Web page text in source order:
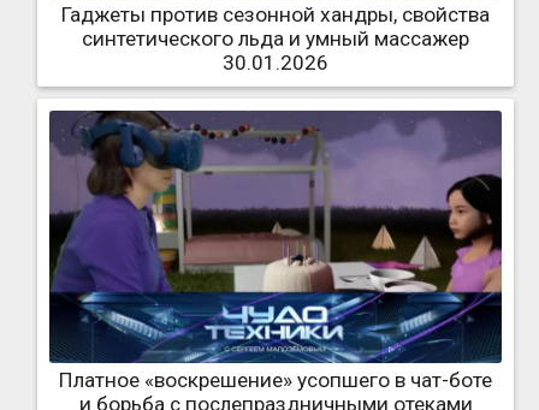
Гаджеты против сезонной хандры, свойства
синтетического льда и умный массажер
30.01.2026
Платное «воскрешение» усопшего в чат-боте
и борьба с послепраздничными отеками